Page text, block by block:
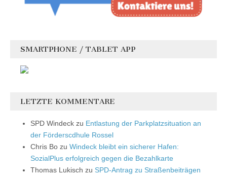
SMARTPHONE / TABLET APP
LETZTE KOMMENTARE
SPD Windeck zu Entlastung der Parkplatzsituation an
der Förderscdhule Rossel
Chris Bo zu Windeck bleibt ein sicherer Hafen:
SozialPlus erfolgreich gegen die Bezahlkarte
Thomas Lukisch zu SPD-Antrag zu Straßenbeiträgen